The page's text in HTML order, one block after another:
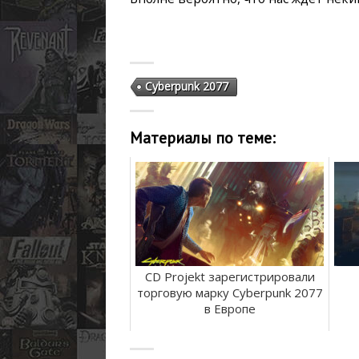
Cyberpunk 2077
Материалы по теме:
CD Projekt зарегистрировали
торговую марку Cyberpunk 2077
в Европе